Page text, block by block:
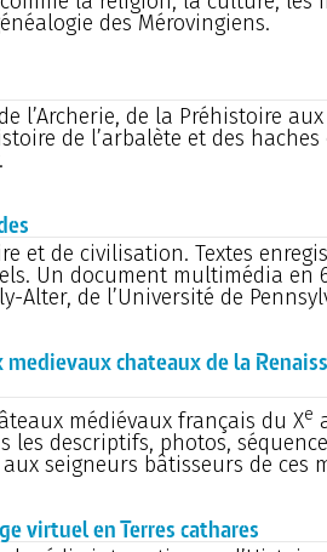
des Mérovingiens.
l’Archerie, de la Préhistoire
de l’arbalète et des
et de civilisation. Textes
Un document multimédia en
Alter, de l’Université de
chateaux de la
médiévaux français du Xe
les descriptifs, photos,
seigneurs bâtisseurs de ces
virtuel en Terres cathares